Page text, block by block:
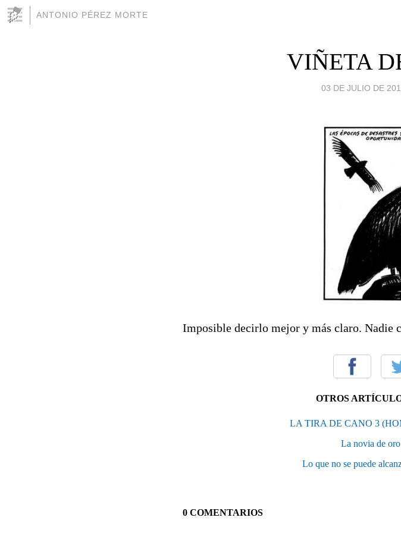
ANTONIO PÉREZ MORTE
VIÑETA
03 DE JULIO DE
Imposible decirlo mejor y más claro. Nadie
OTROS
LA TIRA DE CANO 3
La novia de
Lo que no se puede
0 COMENTARIOS